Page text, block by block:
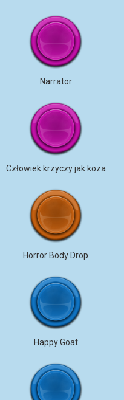
Narrator
Człowiek krzyczy jak koza
Horror Body Drop
Happy Goat